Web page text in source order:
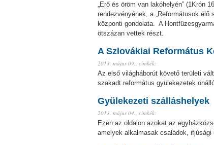
„Erő és öröm van lakóhelyén” (1Krón
rendezvényének, a „Reformátusok
központi gondolata. A
ötszázan vettek részt.
A Szlovákiai Református
2013. május 09., címkék:
Az első világháborút követő területi
szakadt református gyülekezetek
Gyülekezeti szálláshelyek
2013. május 04., címkék:
Ezen az oldalon azokat az
amelyek alkalmasak családok,